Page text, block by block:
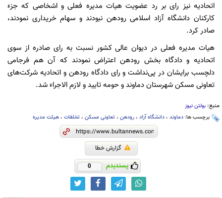
اتحادیه نیز رای بر رد عضویت هیات مدیره فعلی و اشخاصی که جزء
کارکنان دانشگاه آزاد اسلامی رودهن نبودند و سهام خریداری نمودند،
صادر کرد.
هیات مدیره فعلی در دیوان عالی کشور نسبت به رای صادره از سوی
اتحادیه و دادگاه بخش رودهن اعتراض نمودند که آن هم فرجامی
دلچسب برایشان در پی‌نداشت و رای دادگاه رودهن و اتحادیه شرکت‌های
تعاونی مسکن شهرستان دماوند و حومه تایید و لازم الاجراء شد.
منبع: بولتن نیوز
برچسب ها: دماوند ، دانشگاه آزاد ، رودهن ، تعاونی مسکن ، تخلفات ، هیئت مدیره
گزارش خطا
پسندیدم 0